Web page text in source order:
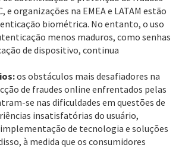
e organizações na EMEA e LATAM estão
biométrica. No entanto, o uso
menos maduros, como senhas
de dispositivo, continua
os obstáculos mais desafiadores na
de fraudes online enfrentados pelas
se nas dificuldades em questões de
insatisfatórias do usuário,
de tecnologia e soluções
à medida que os consumidores